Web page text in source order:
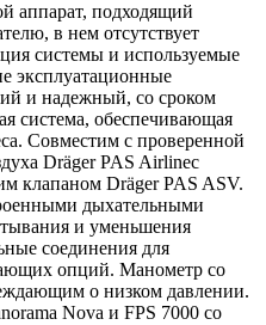
подходящий
в нем отсутствует
системы и используемые
эксплуатационные
и надежный, со сроком
система, обеспечивающая
Совместим с проверенной
Dräger PAS Airlineс
клапаном Dräger PAS ASV.
дыхательными
и уменьшения
соединения для
опций. Манометр со
о низком давлении.
Nova и FPS 7000 со